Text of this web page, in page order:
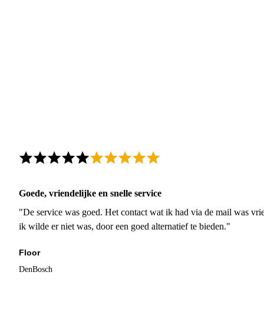
Goede, vriendelijke en snelle service
"De service was goed. Het contact wat ik had via de mail was
ik wilde er niet was, door een goed alternatief te bieden."
Floor
DenBosch